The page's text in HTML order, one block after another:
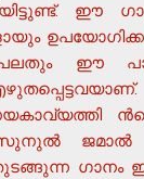
ഈ
പലതും ഈ
ഗാനം